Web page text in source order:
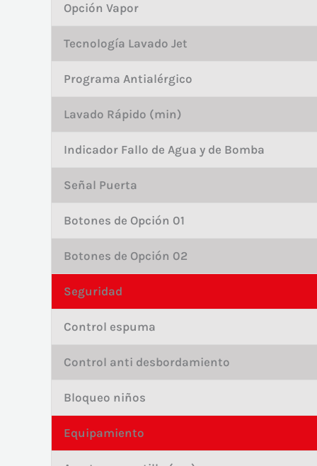
Opción Vapor
Tecnología Lavado Jet
Programa Antialérgico
Lavado Rápido (min)
Indicador Fallo de Agua y de Bomba
Señal Puerta
Botones de Opción 01
Botones de Opción 02
Seguridad
Control espuma
Control anti desbordamiento
Bloqueo niños
Equipamiento